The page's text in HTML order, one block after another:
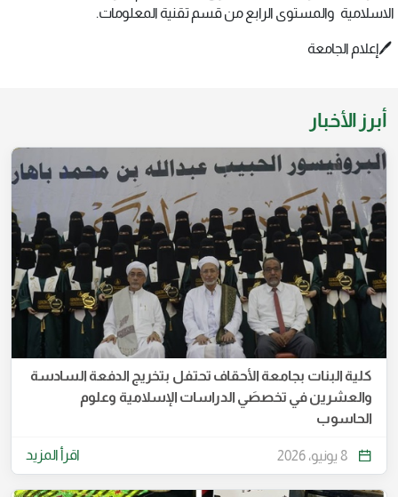
الاسلامية والمستوى الرابع من قسم تقنية المعلومات.
🖊️إعلام الجامعة
أبرز الأخبار
كلية البنات بجامعة الأحقاف تحتفل بتخريج الدفعة السادسة
والعشرين في تخصصَي الدراسات الإسلامية وعلوم
الحاسوب
8 يونيو، 2026 اقرأ المزيد